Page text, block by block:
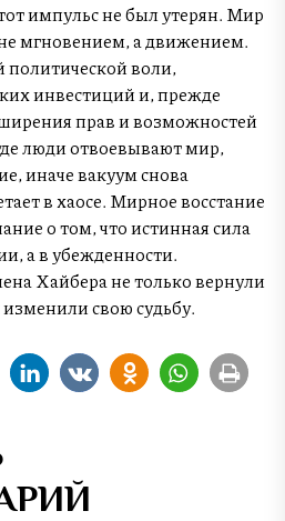
импульс не был утерян. Мир
мгновением, а движением.
политической воли,
инвестиций и, прежде
прав и возможностей
люди отвоевывают мир,
иначе вакуум снова
в хаосе. Мирное восстание
о том, что истинная сила
а в убежденности.
Хайбера не только вернули
свою судьбу.